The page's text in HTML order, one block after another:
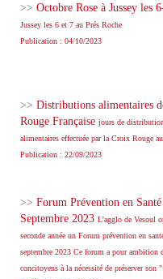
>> Octobre Rose à Jussey les
Jussey les 6 et 7 au Prés Roche
Publication : 04/10/2023
>> Distributions alimentaires
Rouge Française jours de
alimentaires effectuée par la Croix Rouge
Publication : 22/09/2023
>> Forum Prévention en
Septembre 2023 L'agglo de Vesoul
seconde année un Forum prévention en
septembre 2023 Ce forum a pour ambition
concitoyens à la nécessité de préserver son